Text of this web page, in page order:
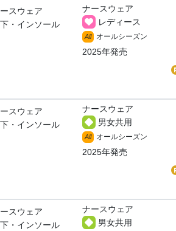
スウェア
・インソール
ナースウェア
レディース
All オールシーズン
2025年発売
スウェア
・インソール
ナースウェア
男女共用
All オールシーズン
2025年発売
スウェア
・インソール
ナースウェア
男女共用